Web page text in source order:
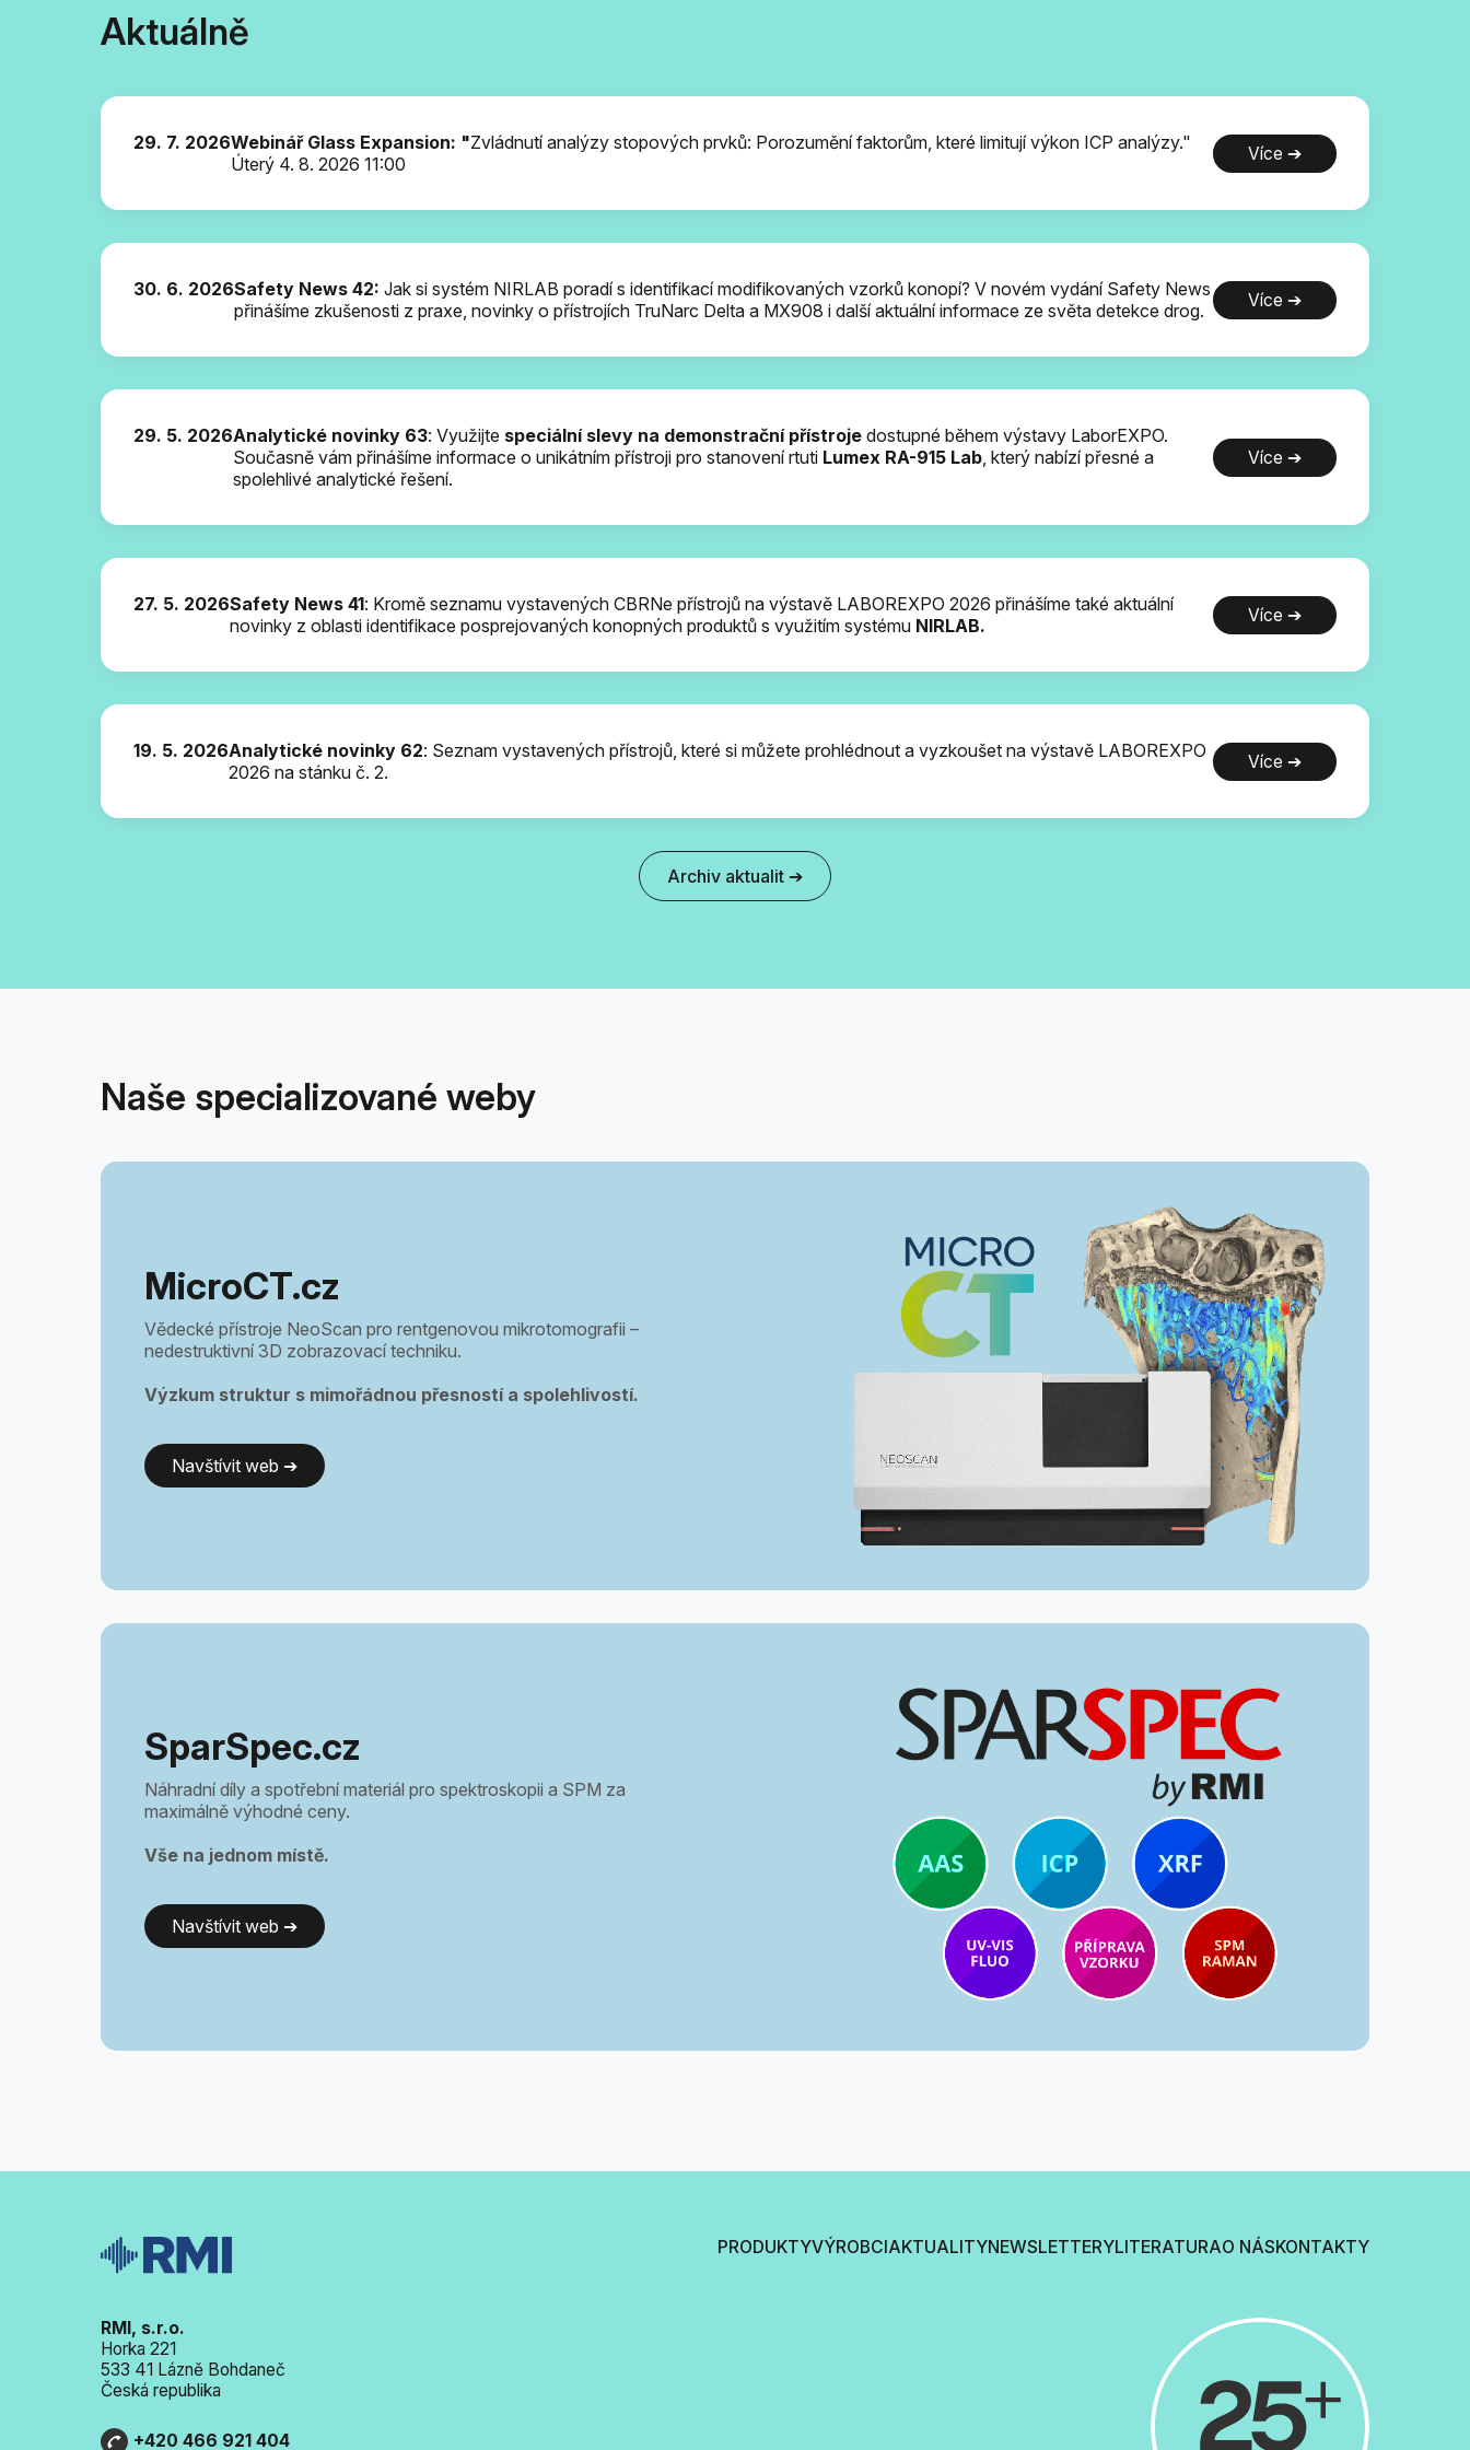
Aktuálně
29. 7. 2026Webinář Glass Expansion: "Zvládnutí analýzy stopových prvků: Porozumění faktorům, které limitují výkon ICP analýzy."
Úterý 4. 8. 2026 11:00
Více ➔
30. 6. 2026Safety News 42: Jak si systém NIRLAB poradí s identifikací modifikovaných vzorků konopí? V novém vydání Safety News
přinášíme zkušenosti z praxe, novinky o přístrojích TruNarc Delta a MX908 i další aktuální informace ze světa detekce drog.
Více ➔
29. 5. 2026Analytické novinky 63: Využijte speciální slevy na demonstrační přístroje dostupné během výstavy LaborEXPO.
Současně vám přinášíme informace o unikátním přístroji pro stanovení rtuti Lumex RA-915 Lab, který nabízí přesné a
spolehlivé analytické řešení.
Více ➔
27. 5. 2026Safety News 41: Kromě seznamu vystavených CBRNe přístrojů na výstavě LABOREXPO 2026 přinášíme také aktuální
novinky z oblasti identifikace posprejovaných konopných produktů s využitím systému NIRLAB. Více ➔
19. 5. 2026Analytické novinky 62: Seznam vystavených přístrojů, které si můžete prohlédnout a vyzkoušet na výstavě LABOREXPO
2026 na stánku č. 2. Více ➔
Archiv aktualit ➔
Naše specializované weby
MicroCT.cz
Vědecké přístroje NeoScan pro rentgenovou mikrotomografii –
nedestruktivní 3D zobrazovací techniku.
Výzkum struktur s mimořádnou přesností a spolehlivostí.
Navštívit web ➔
SparSpec.cz
Náhradní díly a spotřební materiál pro spektroskopii a SPM za
maximálně výhodné ceny.
Vše na jednom místě.
Navštívit web ➔
PRODUKTYVÝROBCIAKTUALITYNEWSLETTERYLITERATURAO NÁSKONTAKTY
RMI, s.r.o.
Horka 221
533 41 Lázně Bohdaneč
Česká republika
+420 466 921 404